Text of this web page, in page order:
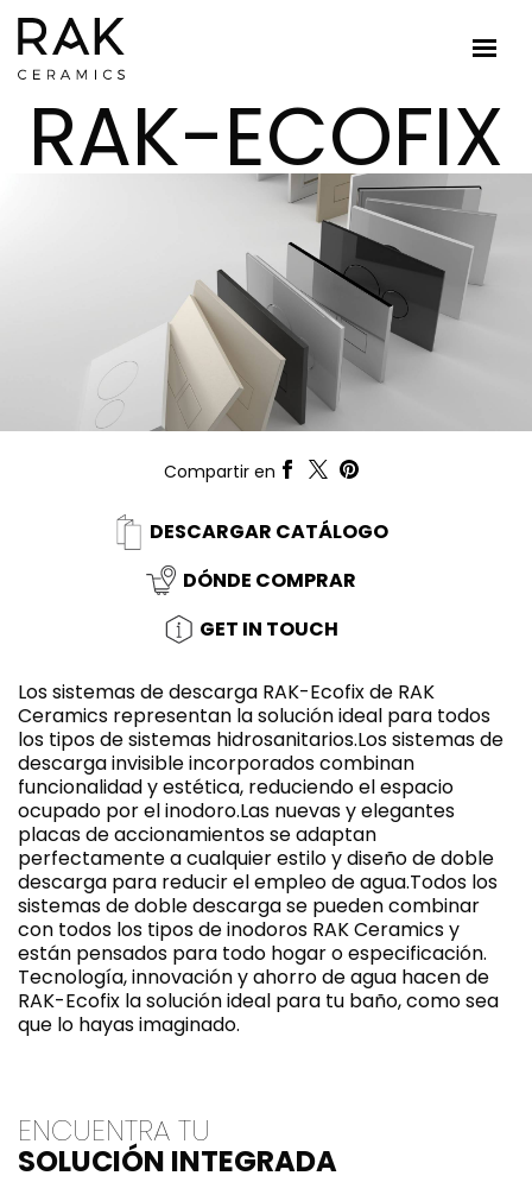
RAK-ECOFIX
Compartir en
DESCARGAR CATÁLOGO
DÓNDE COMPRAR
GET IN TOUCH
Los sistemas de descarga RAK-Ecofix de RAK
Ceramics representan la solución ideal para todos
los tipos de sistemas hidrosanitarios.Los sistemas de
descarga invisible incorporados combinan
funcionalidad y estética, reduciendo el espacio
ocupado por el inodoro.Las nuevas y elegantes
placas de accionamientos se adaptan
perfectamente a cualquier estilo y diseño de doble
descarga para reducir el empleo de agua.Todos los
sistemas de doble descarga se pueden combinar
con todos los tipos de inodoros RAK Ceramics y
están pensados para todo hogar o especificación.
Tecnología, innovación y ahorro de agua hacen de
RAK-Ecofix la solución ideal para tu baño, como sea
que lo hayas imaginado.
ENCUENTRA TU
SOLUCIÓN INTEGRADA